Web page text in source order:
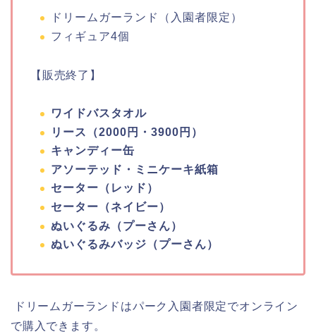
ドリームガーランド（入園者限定）
フィギュア4個
【販売終了】
ワイドバスタオル
リース（2000円・3900円）
キャンディー缶
アソーテッド・ミニケーキ紙箱
セーター（レッド）
セーター（ネイビー）
ぬいぐるみ（プーさん）
ぬいぐるみバッジ（プーさん）
ドリームガーランドはパーク入園者限定でオンライン
で購入できます。